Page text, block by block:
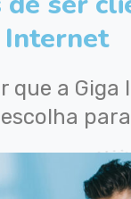
Internet
que a Giga